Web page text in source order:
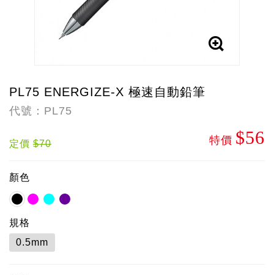
PL75 ENERGIZE-X 極速自動鉛筆
代號：PL75
定價 $70 特價 $56
顏色
規格
0.5mm